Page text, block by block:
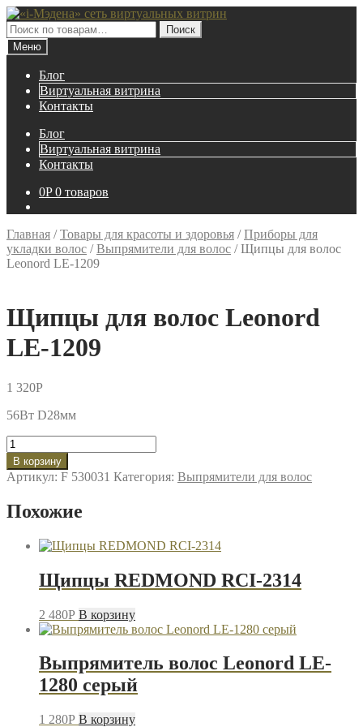
Перейти
к
навигации
Перейти
к
содержимому
Искать:
Поиск
Меню
Блог
Виртуальная витрина
Контакты
Блог
Виртуальная витрина
Контакты
0P 0 товаров
Главная /Товары для красоты и здоровья /Приборы для
укладки волос /Выпрямители для волос /Щипцы для волос
Leonord LE-1209
Щипцы для волос Leonord
LE-1209
1 320P
56Вт D28мм
Количество
товара
Щипцы
для
Leonord
1209
В корзину
Артикул: F 530031 Категория: Выпрямители для волос
Похожие
Щипцы REDMOND RCI-2314
2 480P В корзину
Выпрямитель волос Leonord LE-
1280 серый
1 280P В корзину